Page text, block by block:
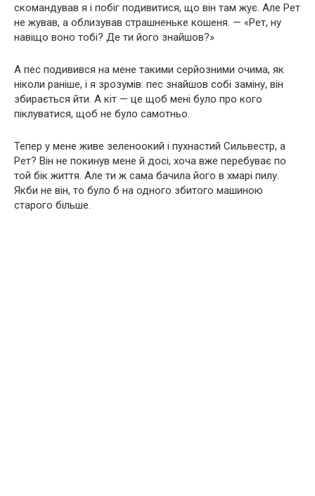
скомандував я і побіг подивитися, що він там жує. Але Рет
не жував, а облизував страшненьке кошеня. — «Рет, ну
навіщо воно тобі? Де ти його знайшов?»
А пес подивився на мене такими серйозними очима, як
ніколи раніше, і я зрозумів: пес знайшов собі заміну, він
збирається йти. А кіт — це щоб мені було про кого
піклуватися, щоб не було самотньо.
Тепер у мене живе зеленоокий і пухнастий Сильвестр, а
Рет? Він не покинув мене й досі, хоча вже перебуває по
той бік життя. Але ти ж сама бачила його в хмарі пилу.
Якби не він, то було б на одного збитого машиною
старого більше.